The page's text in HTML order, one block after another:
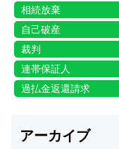
相続放棄
自己破産
裁判
連帯保証人
過払金返還請求
アーカイブ